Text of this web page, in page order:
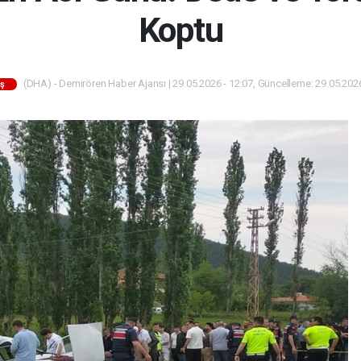
Koptu
(DHA) - Demirören Haber Ajansı | 29.05.2026 - 12:07, Güncelleme: